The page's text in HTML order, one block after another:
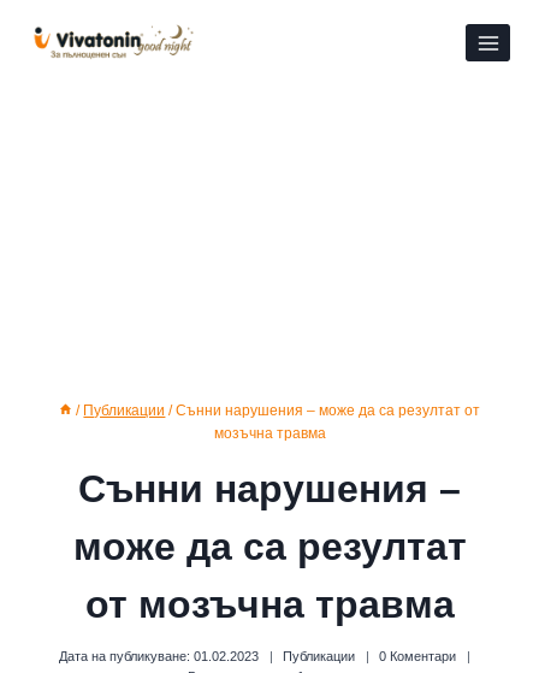
съдържанието
/ Публикации / Сънни нарушения – може да са резултат от
мозъчна травма
Сънни нарушения –
може да са резултат
от мозъчна травма
Дата на публикуване: 01.02.2023 Публикации
0 Коментари